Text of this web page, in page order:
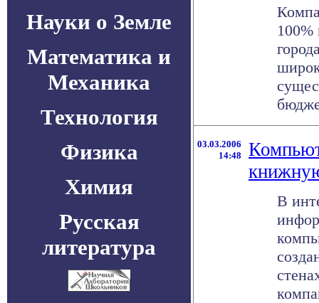
Науки о Земле
Математика и
Механика
Технология
Физика
Химия
Русская
литература
100%
03.03.2006
14:48
В